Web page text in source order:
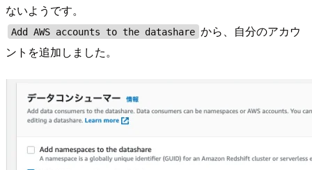
ないようです。
Add AWS accounts to the datashare から、自分のアカウ
ントを追加しました。